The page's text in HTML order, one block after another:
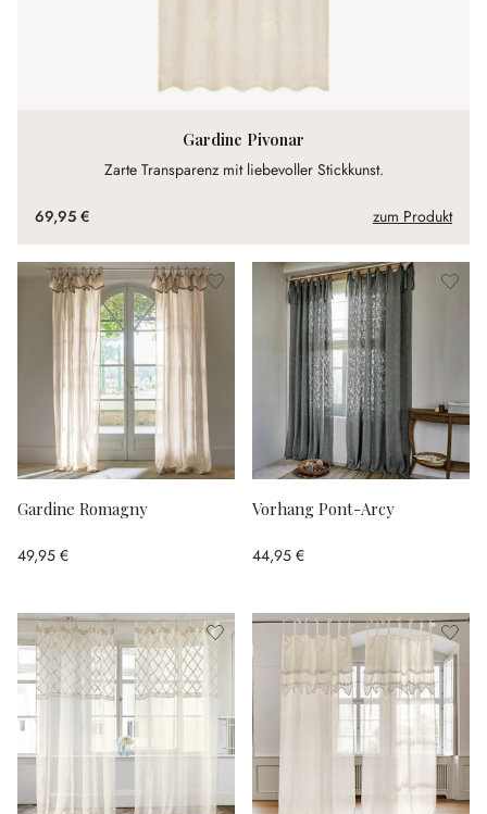
Gardine Pivonar
Zarte Transparenz mit liebevoller Stickkunst.
69,95 € zum Produkt
Gardine Romagny
49,95 €
Vorhang Pont-Arcy
44,95 €